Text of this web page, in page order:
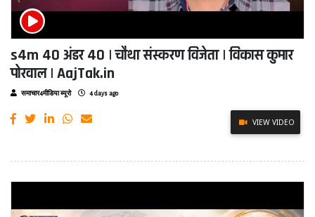
s4m 40 अंडर 40 | चौथा संस्करण विजेता | विकास कुमार
पोरवाल | AajTak.in
समाचार4मीडिया ब्यूरो 4 days ago
VIEW VIDEO